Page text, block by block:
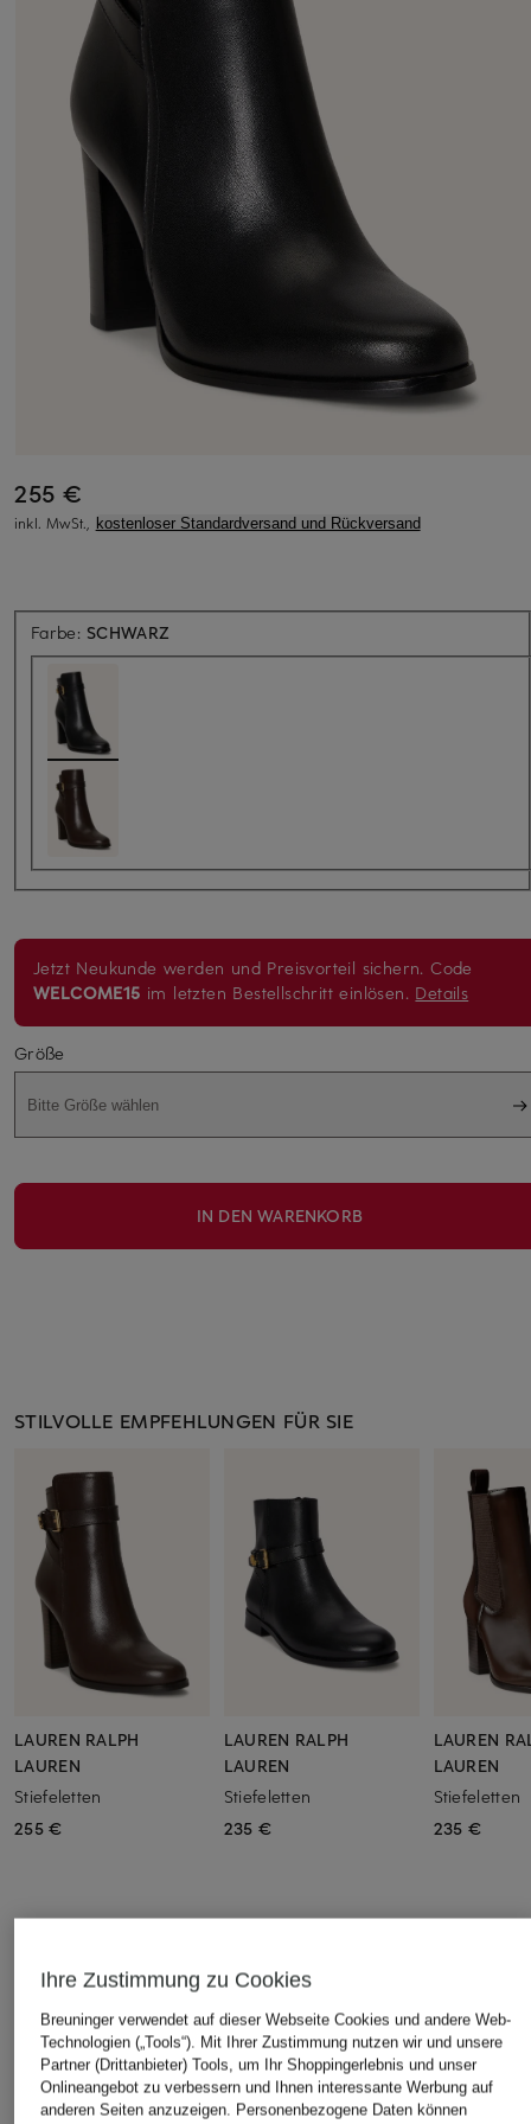
255 €
inkl. MwSt., kostenloser Standardversand und Rückversand
Farbe: SCHWARZ
Jetzt Neukunde werden und Preisvorteil sichern. Code
WELCOME15 im letzten Bestellschritt einlösen. Details
Größe
Bitte Größe wählen
IN DEN WARENKORB
STILVOLLE EMPFEHLUNGEN FÜR SIE
LAUREN RALPH
LAUREN
Stiefeletten
255 €
LAUREN RALPH
LAUREN
Stiefeletten
235 €
LAUREN
LAUREN
Stiefeletten
235 €
ÄHNLICHE ARTIKEL ENTDECKEN
Ihre Zustimmung zu Cookies
Breuninger verwendet auf dieser Webseite Cookies und andere Web-
Technologien („Tools“). Mit Ihrer Zustimmung nutzen wir und unsere
Partner (Drittanbieter) Tools, um Ihr Shoppingerlebnis und unser
Onlineangebot zu verbessern und Ihnen interessante Werbung auf
anderen Seiten anzuzeigen. Personenbezogene Daten können